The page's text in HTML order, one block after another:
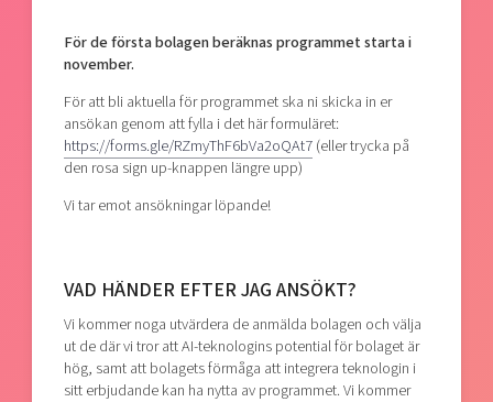
För de första bolagen beräknas programmet starta i
november.
För att bli aktuella för programmet ska ni skicka in er
ansökan genom att fylla i det här formuläret:
https://forms.gle/RZmyThF6bVa2oQAt7 (eller trycka på
den rosa sign up-knappen längre upp)
Vi tar emot ansökningar löpande!
VAD HÄNDER EFTER JAG ANSÖKT?
Vi kommer noga utvärdera de anmälda bolagen och välja
ut de där vi tror att AI-teknologins potential för bolaget är
hög, samt att bolagets förmåga att integrera teknologin i
sitt erbjudande kan ha nytta av programmet. Vi kommer